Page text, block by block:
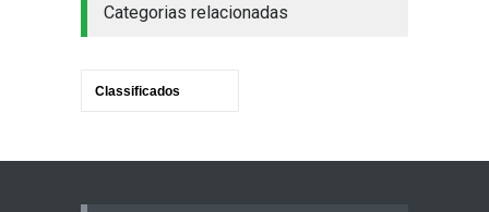
Categorias relacionadas
Classificados